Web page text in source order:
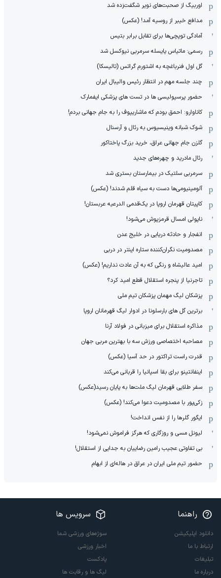
اوربیگ از صحبت‌های نویر شگفت‌زده شد
مدافع خیبر از روسیه آمد! (عکس)
آمادگی توپچی‌ها برای تقابل برابر بتیس
رسمی: ماتیاس یایسله سرمربی نیوکسل شد
گل اول فنرباغچه به اشتورم گراتس (تالیسکا)
چند جلسه مهم در انتظار رئیس والیبال ایران
حضور پرسپولیسی ها در تست های پزشکی ایفمارک
کاناوارو: احمق بودم که ماشاریپوف را به جام جهانی بردم!
شوک شبانه وینیسیوس به رئال و آرسنال
گلزن جام جهانی عراق، خرید بزرگ پاختاکور
رئال مادرید و چهره‌های جدید
سرمربی سلتیک در بیمارستان بستری شد
آلومینیومی‌ها دست به سیاه قلم شدند! (عکس)
کاپیتان قهرمان اروپا در یک‌قدمی الدرعیه عربستان!
ناپولی امسال قرمزپوش می‌شود!
انفجار و حادثه دریایی در خلیج عدن
مصدومیت نگران‌کننده ستاره اینتر در دربی
امید عالیشاه و رنگی که به آن عادت نداریم! (عکس)
تاجرنیا از پنجره استقلال قطع امید کرد؟
پزشکان لیگ مهمان پزشکان تیم ملی
برترین گل های بارسلونا در ادوار لیگ قهرمانان اروپا
مذاکره استقلال برای میزبانی در فولاد آرنا
مصاحبه اختصاصی ورزش سه با بهترین مربی جهان
قدرت راست تراکتور در حد آسیا (عکس)
اینفانتینو برای بقا اسپانیا را قربانی می‌کند
سفر طلایی قهرمان لیگ ملت‌ها به پایان رسید(عکس)
زکی‌پور با مصدومیت دعوا می‌کند! (عکس)
ایگور گلرها را از نفس انداخت!
لیونل مسی و روزگاری که هرگز فراموش نمی‌شود!
بی تفاوتی عجیب رامین رضاییان به جدایی از استقلال!
حضور تیم ملی ایران در عراق در هاله‌ای از ابهام
راهنما
دانلود اپلیکیشن
ارتباط با ما
تبلیغات
درباره ما
سرویس ها
سوژه‌های ورزشی شما
اخبار ورزشی
پادکست
لیگ ها و رقابت ها